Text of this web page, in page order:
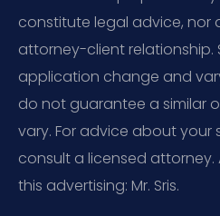
constitute legal advice, nor
attorney-client relationship.
application change and
do not guarantee a similar
vary. For advice about your
consult a licensed
this advertising: Mr. Sris.